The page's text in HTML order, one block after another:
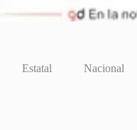
Estatal Nacional